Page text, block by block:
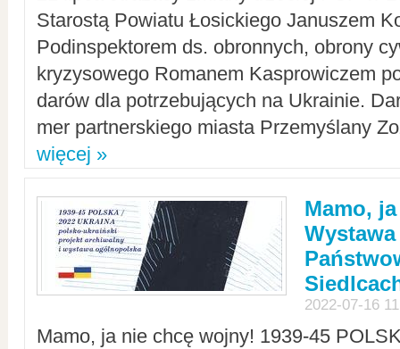
Starostą Powiatu Łosickiego Januszem
Podinspektorem ds. obronnych, obrony
kryzysowego Romanem Kasprowiczem
darów dla potrzebujących na Ukrainie.
mer partnerskiego miasta Przemyślany
więcej »
Mamo,
2022-07-16
Mamo, ja nie chcę wojny! 1939-45